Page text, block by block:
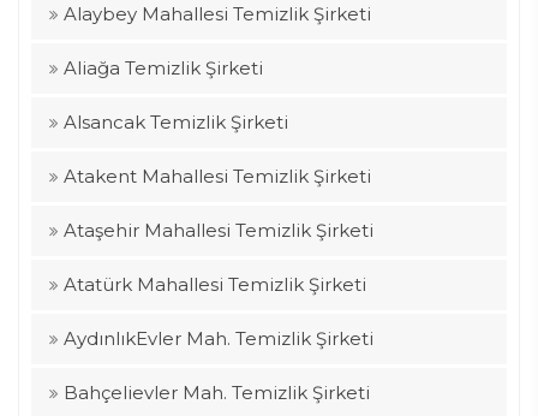
Alaybey Mahallesi Temizlik Şirketi
Aliağa Temizlik Şirketi
Alsancak Temizlik Şirketi
Atakent Mahallesi Temizlik Şirketi
Ataşehir Mahallesi Temizlik Şirketi
Atatürk Mahallesi Temizlik Şirketi
AydınlıkEvler Mah. Temizlik Şirketi
Bahçelievler Mah. Temizlik Şirketi